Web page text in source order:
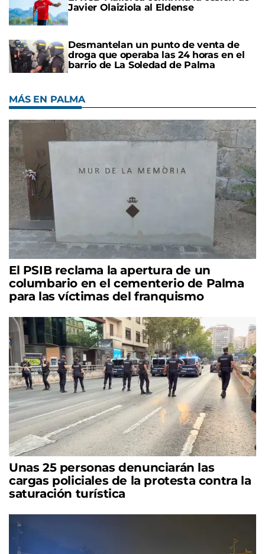
Javier Olaiziola al Eldense
Desmantelan un punto de venta de
droga que operaba las 24 horas en el
barrio de La Soledad de Palma
MÁS EN PALMA
El PSIB reclama la apertura de un
columbario en el cementerio de Palma
para las víctimas del franquismo
Unas 25 personas denunciarán las
cargas policiales de la protesta contra la
saturación turística